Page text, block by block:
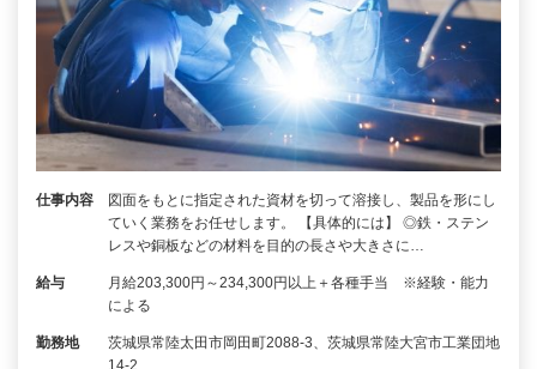
仕事内容
図面をもとに指定された資材を切って溶接し、製品を形にし
ていく業務をお任せします。 【具体的には】 ◎鉄・ステン
レスや銅板などの材料を目的の長さや大きさに…
給与
月給203,300円～234,300円以上＋各種手当 ※経験・能力
による
勤務地
茨城県常陸太田市岡田町2088-3、茨城県常陸大宮市工業団地